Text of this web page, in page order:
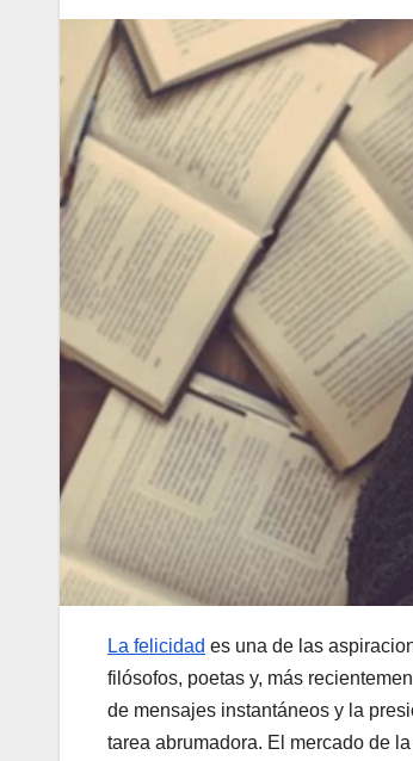
La felicidad es una de las
filósofos, poetas y, más
de mensajes instantáneos y la
tarea abrumadora. El mercado de